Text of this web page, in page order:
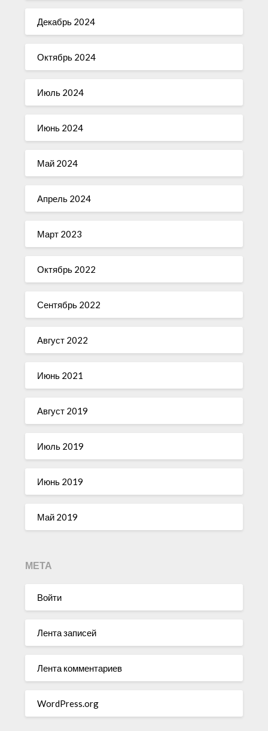
Декабрь 2024
Октябрь 2024
Июль 2024
Июнь 2024
Май 2024
Апрель 2024
Март 2023
Октябрь 2022
Сентябрь 2022
Август 2022
Июнь 2021
Август 2019
Июль 2019
Июнь 2019
Май 2019
МЕТА
Войти
Лента записей
Лента комментариев
WordPress.org